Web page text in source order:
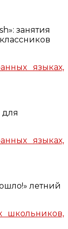
занятия
языках,
для
языках,
летний
школьников,